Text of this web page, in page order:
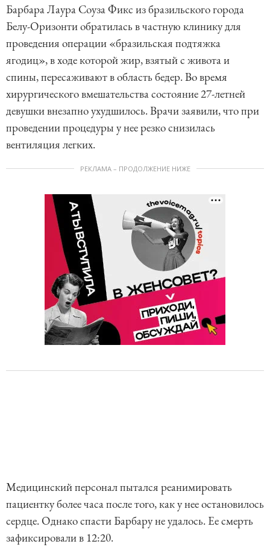
Барбара Лаура Соуза Фикс из бразильского города
Белу-Оризонти обратилась в частную клинику для
проведения операции «бразильская подтяжка
ягодиц», в ходе которой жир, взятый с живота и
спины, пересаживают в область бедер. Во время
хирургического вмешательства состояние 27-летней
девушки внезапно ухудшилось. Врачи заявили, что при
проведении процедуры у нее резко снизилась
вентиляция легких.
РЕКЛАМА – ПРОДОЛЖЕНИЕ НИЖЕ
Медицинский персонал пытался реанимировать
пациентку более часа после того, как у нее остановилось
сердце. Однако спасти Барбару не удалось. Ее смерть
зафиксировали в 12:20.